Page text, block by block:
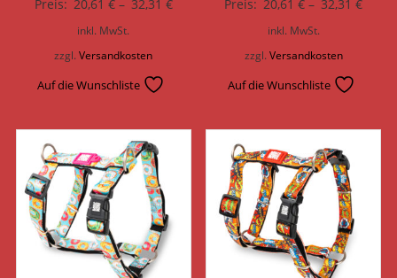
Preis: 20,61 €– 32,31 €
inkl. MwSt.
zzgl.Versandkosten
Auf die Wunschliste
Preis: 20,61€ – 32,31€
inkl. MwSt.
zzgl. Versandkosten
Auf die Wunschliste